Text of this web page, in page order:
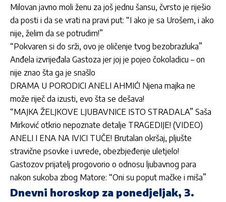
Milovan javno moli ženu za još jednu šansu, čvrsto je riješio
da posti i da se vrati na pravi put: “I ako je sa Urošem, i ako
nije, želim da se potrudim!”
“Pokvaren si do srži, ovo je oličenje tvog bezobrazluka”
Anđela izvrijeđala Gastoza jer joj je pojeo čokoladicu – on
nije znao šta ga je snašlo
DRAMA U PORODICI ANELI AHMIĆ! Njena majka ne
može riječ da izusti, evo šta se dešava!
“MAJKA ŽELJKOVE LJUBAVNICE ISTO STRADALA” Saša
Mirković otkrio nepoznate detalje TRAGEDIJE! (VIDEO)
ANELI I ENA NA IVICI TUČE! Brutalan okršaj, pljušte
stravične psovke i uvrede, obezbjeđenje uletjelo!
Gastozov prijatelj progovorio o odnosu ljubavnog para
nakon sukoba zbog Matore: “Oni su poput mačke i miša”
Dnevni horoskop za ponedjeljak, 3.